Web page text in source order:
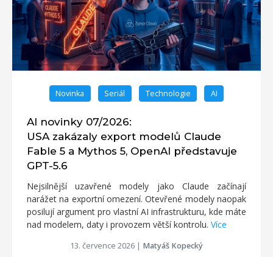
Novinka Seriál Technologie AI
AI novinky 07/2026:
USA zakázaly export modelů Claude
Fable 5 a Mythos 5, OpenAI představuje
GPT-5.6
Nejsilnější uzavřené modely jako Claude začínají
narážet na exportní omezení. Otevřené modely naopak
posilují argument pro vlastní AI infrastrukturu, kde máte
nad modelem, daty i provozem větší kontrolu. Více
13. července 2026 | Matyáš Kopecký